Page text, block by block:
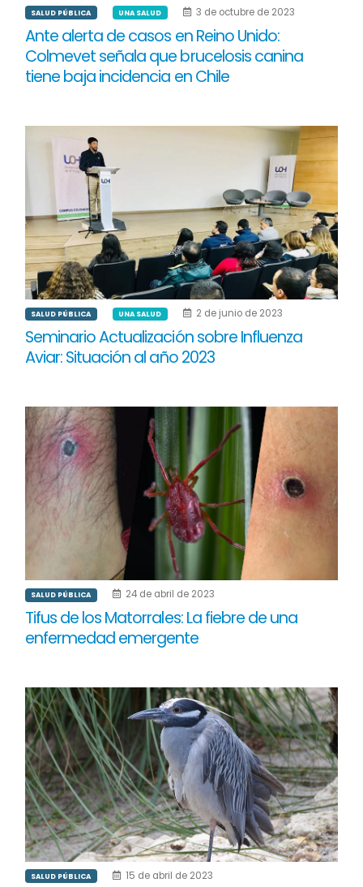
SALUD PÚBLICA UNA SALUD 3 de octubre de 2023
Ante alerta de casos en Reino Unido:
Colmevet señala que brucelosis canina
tiene baja incidencia en Chile
SALUD PÚBLICA UNA SALUD 2 de junio de 2023
Seminario Actualización sobre Influenza
Aviar: Situación al año 2023
SALUD PÚBLICA 24 de abril de 2023
Tifus de los Matorrales: La fiebre de una
enfermedad emergente
SALUD PÚBLICA 15 de abril de 2023